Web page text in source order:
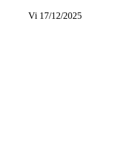
Vi 17/12/2025